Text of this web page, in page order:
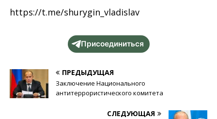
https://t.me/shurygin_vladislav
Присоединиться
ПРЕДЫДУЩАЯ
Заключение Национального
антитеррористического комитета
СЛЕДУЮЩАЯ